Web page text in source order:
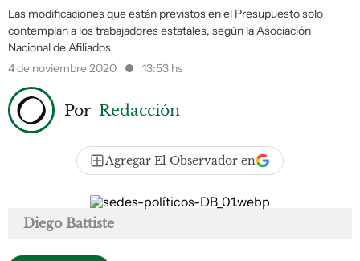
Las modificaciones que están previstos en el Presupuesto solo
contemplan a los trabajadores estatales, según la Asociación
Nacional de Afiliados
4 de noviembre 2020
13:53 hs
Por Redacción
Agregar El Observador en
Diego Battiste